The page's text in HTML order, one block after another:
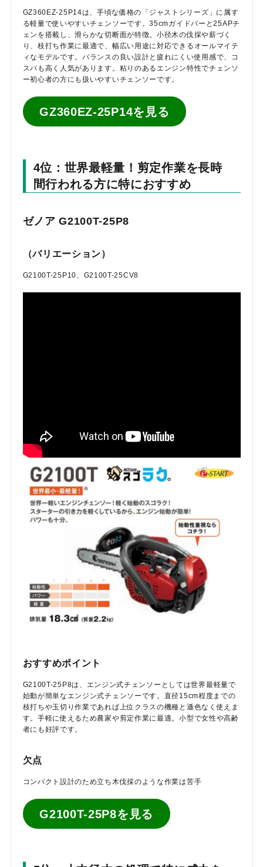
GZ360EZ-25P14は、手頃な価格の「ジャストシリーズ」に属す
る軽量で使いやすいチェンソーです。35cmガイドバーと25APチ
ェンを搭載し、滑らかな切断面が特徴。小径木の伐採や薪づく
り、枝打ち作業に最適で、幅広い用途に対応できるオールマイテ
ィなモデルです。バランスの良い設計と疲れにくい使用感で、コ
スパも高く人気があります。粘りのあるエンジン特性でチェンソ
ー初心者の方にも扱いやすいチェンソーです。
GZ360EZ-25P14を見る
4位：世界最軽量！剪定作業を長時
間行われる方に特におすすめ
ゼノア G2100T-25P8
（バリエーション）
G2100T-25P10、G2100T-25CV8
おすすめポイント
G2100T-25P8は、エンジン式チェンソーとしては世界最軽量で
始動が簡単なエンジン式チェンソーです。直径15cm程度までの
枝打ちや玉切り作業であれば上位クラスの機種と遜色なく使えま
す。手軽に使えるため農家や剪定作業に最適。小型で女性や高齢
者にも好評です。
欠点
コンパクト設計のため立ち木伐採のような作業は苦手
G2100T-25P8を見る